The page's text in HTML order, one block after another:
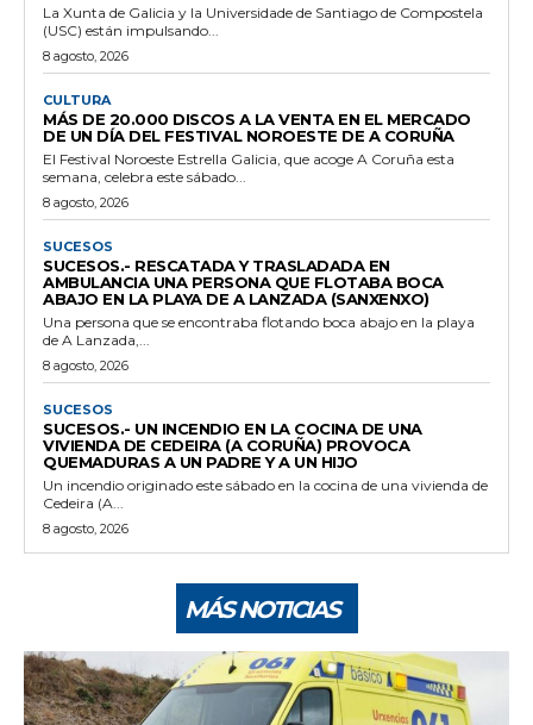
La Xunta de Galicia y la Universidade de Santiago de Compostela
(USC) están impulsando...
8 agosto, 2026
CULTURA
MÁS DE 20.000 DISCOS A LA VENTA EN EL MERCADO
DE UN DÍA DEL FESTIVAL NOROESTE DE A CORUÑA
El Festival Noroeste Estrella Galicia, que acoge A Coruña esta
semana, celebra este sábado...
8 agosto, 2026
SUCESOS
SUCESOS.- RESCATADA Y TRASLADADA EN
AMBULANCIA UNA PERSONA QUE FLOTABA BOCA
ABAJO EN LA PLAYA DE A LANZADA (SANXENXO)
Una persona que se encontraba flotando boca abajo en la playa
de A Lanzada,...
8 agosto, 2026
SUCESOS
SUCESOS.- UN INCENDIO EN LA COCINA DE UNA
VIVIENDA DE CEDEIRA (A CORUÑA) PROVOCA
QUEMADURAS A UN PADRE Y A UN HIJO
Un incendio originado este sábado en la cocina de una vivienda de
Cedeira (A...
8 agosto, 2026
MÁS NOTICIAS